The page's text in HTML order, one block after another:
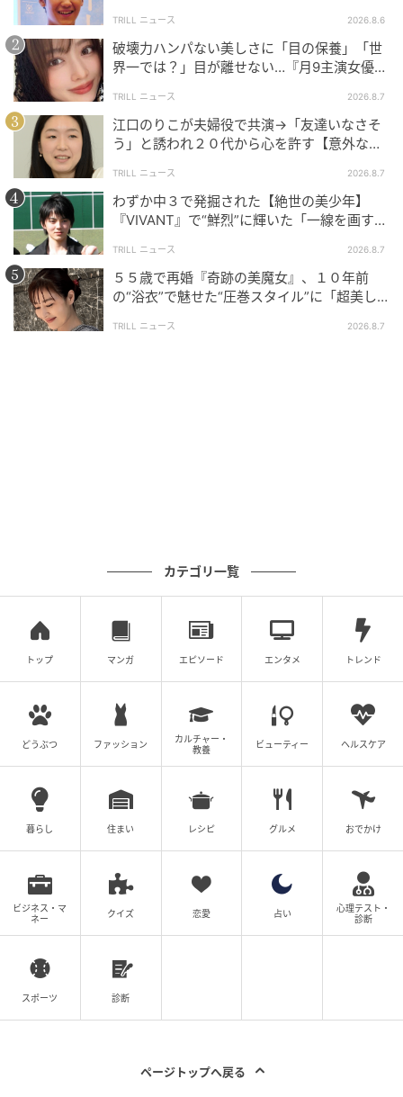
TRILL ニュース 2026.8.6
破壊力ハンパない美しさに「目の保養」「世
界一では？」目が離せない…『月9主演女優
TRILL ニュース 2026.8.7
江口のりこが夫婦役で共演→「友達いなさそ
う」と誘われ２０代から心を許す【意外な親
TRILL ニュース 2026.8.7
わずか中３で発掘された【絶世の美少年】
『VIVANT』で“鮮烈”に輝いた「一線を画す」
TRILL ニュース 2026.8.7
５５歳で再婚『奇跡の美魔女』、１０年前
の“浴衣”で魅せた“圧巻スタイル”に「超美し
TRILL ニュース 2026.8.7
カテゴリ一覧
トップ マンガ エピソード エンタメ トレンド
どうぶつ ファッション
カルチャー・
教養
ビューティー ヘルスケア
暮らし 住まい レシピ グルメ おでかけ
ビジネス・マ
ネー
クイズ 恋愛 占い
心理テスト・
診断
スポーツ 診断
ページトップへ戻る